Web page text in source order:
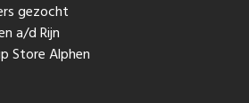
gezocht
a/d Rijn
Store Alphen